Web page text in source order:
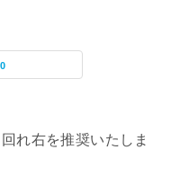
0
れ右を推奨いたしま